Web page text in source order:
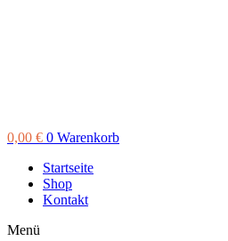
0,00 € 0 Warenkorb
Startseite
Shop
Kontakt
Menü